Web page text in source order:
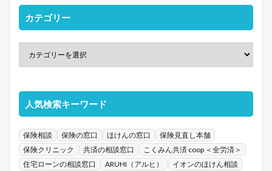
カテゴリー
人気検索キーワード
保険相談 保険の窓口 ほけんの窓口
保険見直し本舗
保険クリニック
共済の相談窓口
こくみん共済 coop ＜全労済＞
住宅ローンの相談窓口
ARUHI（アルヒ）
イオンのほけん相談